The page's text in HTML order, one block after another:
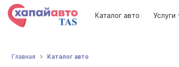
Каталог авто Услуги
Главная Каталог авто